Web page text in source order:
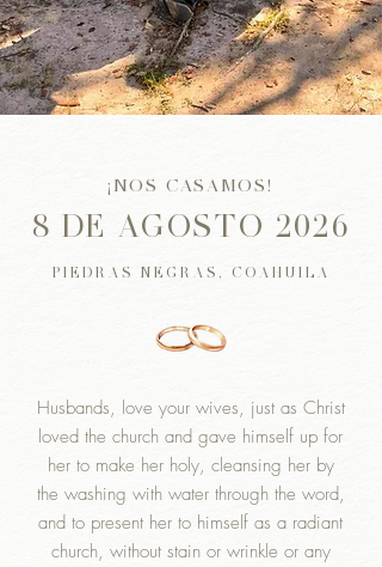
¡NOS CASAMOS!
8 DE AGOSTO 2026
PIEDRAS NEGRAS, COAHUILA
Husbands, love your wives, just as Christ
loved the church and gave himself up for
her to make her holy, cleansing her by
the washing with water through the word,
and to present her to himself as a radiant
church, without stain or wrinkle or any